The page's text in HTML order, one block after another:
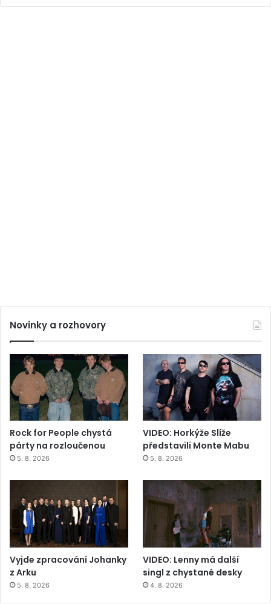
Novinky a rozhovory
Rock for People chystá
párty na rozloučenou
5. 8. 2026
VIDEO: Horkýže Slíže
představili Monte Mabu
5. 8. 2026
Vyjde zpracování Johanky
z Arku
5. 8. 2026
VIDEO: Lenny má další
singl z chystané desky
4. 8. 2026